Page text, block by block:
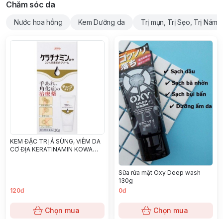
Chăm sóc da
Nước hoa hồng Kem Dưỡng da Trị mụn, Trị Sẹo, Trị Nám
KEM ĐẶC TRỊ Á SỪNG, VIÊM DA
CƠ ĐỊA KERATINAMIN KOWA
120đ
Chọn mua
Sữa rửa mặt Oxy Deep wash
130g
0đ
Chọn mua